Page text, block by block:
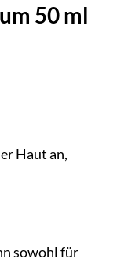
50 ml
Haut an,
sowohl für